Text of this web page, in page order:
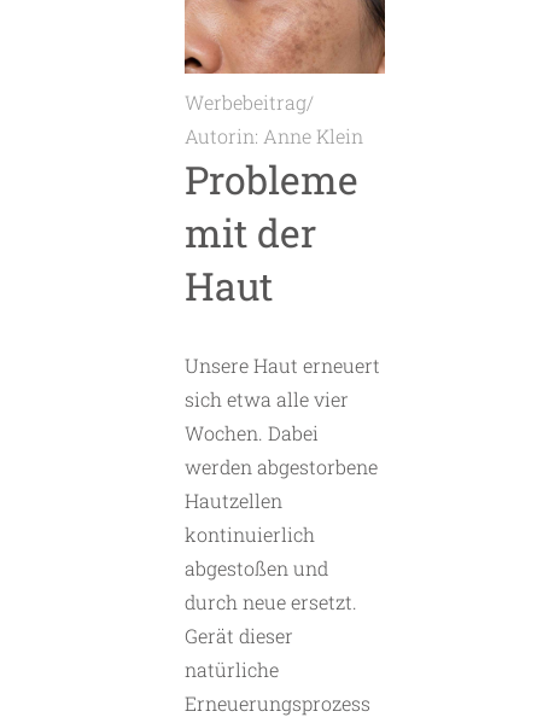
Werbebeitrag/
Autorin: Anne Klein
Probleme
mit der
Haut
Unsere Haut erneuert
sich etwa alle vier
Wochen. Dabei
werden abgestorbene
Hautzellen
kontinuierlich
abgestoßen und
durch neue ersetzt.
Gerät dieser
natürliche
Erneuerungsprozess